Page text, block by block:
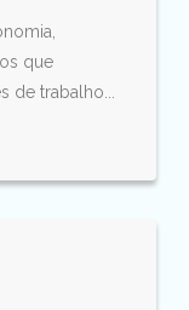
que
trabalho...